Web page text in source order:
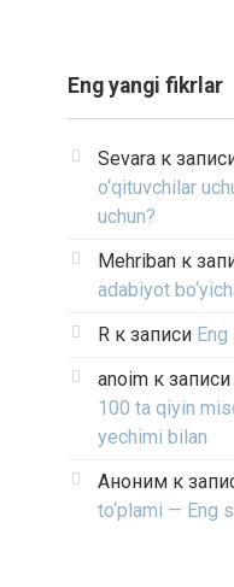
Eng yangi fikrlar
Sevara к
o‘qituvchilar
uchun?
Mehriban к
adabiyot
R к записи
anoim к записи
100 ta qiyin
yechimi bilan
Аноним к
to‘plami — Eng